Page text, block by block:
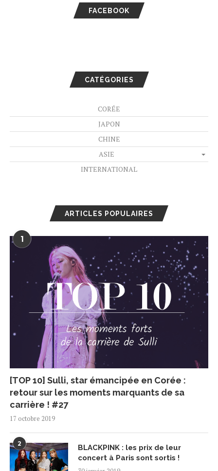
FACEBOOK
CATÉGORIES
CORÉE
JAPON
CHINE
ASIE
INTERNATIONAL
ARTICLES POPULAIRES
1
[TOP 10] Sulli, star émancipée en Corée :
retour sur les moments marquants de sa
carrière ! #27
17 octobre 2019
2
BLACKPINK : les prix de leur
concert à Paris sont sortis !